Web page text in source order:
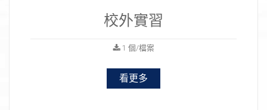
校外實習
1 個/檔案
看更多